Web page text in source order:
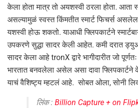
केला होता मात्र तो अयशस्वी ठरला होता. आता
असल्यामुळं स्वस्त किंमतीत स्मार्ट फिचर्स
यशस्वी होऊ शकतो. याआधी फ्लिपकार्टने
उपकरणे सुद्धा सादर केली आहेत. कमी दरात
सादर केला आहे tronX द्वारे भागीदारीत जो
भारतात बनवलेला असेल असा दावा
याचं वैशिष्ट्य म्हटलं आहे. सोबत ओला, सोनी
लिंक : Billion Capture + on